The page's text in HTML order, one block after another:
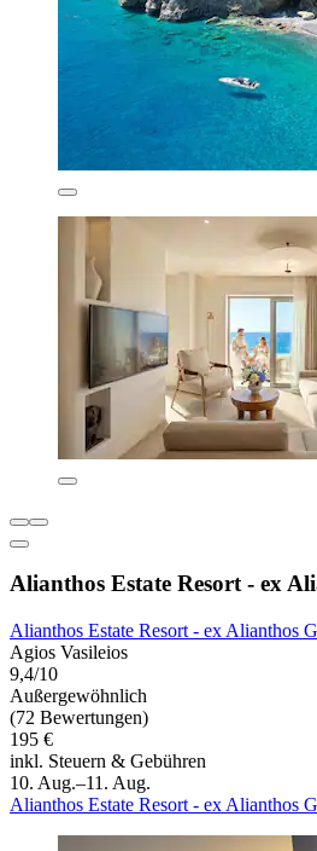
Alianthos Estate Resort - ex
Alianthos Estate Resort - ex Alianthos
Agios Vasileios
9,4/10
Außergewöhnlich
(72 Bewertungen)
195 €
inkl. Steuern & Gebühren
10. Aug.–11. Aug.
Alianthos Estate Resort - ex Alianthos